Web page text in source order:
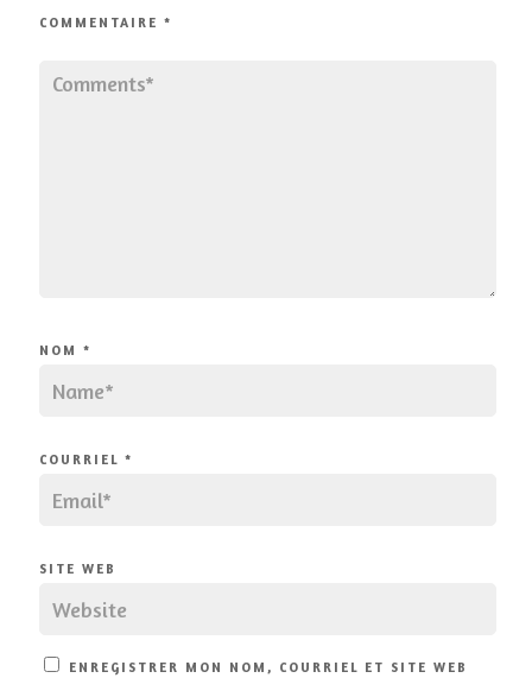
COMMENTAIRE *
NOM *
COURRIEL *
SITE WEB
ENREGISTRER MON NOM, COURRIEL ET SITE WEB